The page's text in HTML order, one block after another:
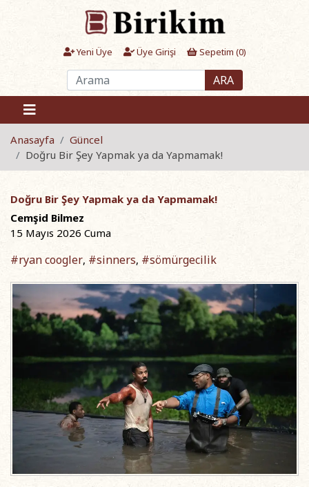
Yeni Üye Üye Girişi Sepetim (0)
ARA
Anasayfa
Güncel
Doğru Bir Şey Yapmak ya da Yapmamak!
Doğru Bir Şey Yapmak ya da Yapmamak!
Cemşid Bilmez
15 Mayıs 2026 Cuma
#ryan coogler, #sinners, #sömürgecilik